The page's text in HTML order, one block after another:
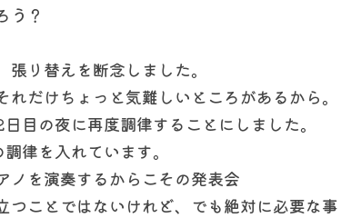
う？
り替えを断念しました。
だけちょっと気難しいところがあるから。
目の夜に再度調律することにしました。
律を入れています。
ノを演奏するからこその発表会
つことではないけれど、でも絶対に必要な事